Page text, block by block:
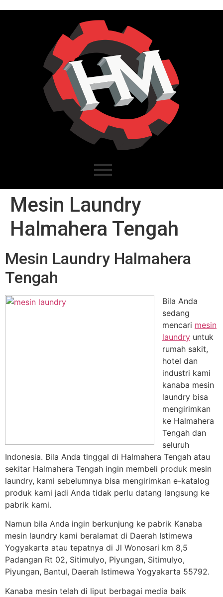
Mesin Laundry
Halmahera Tengah
Mesin Laundry Halmahera
Tengah
Bila Anda
sedang
mencari mesin
laundry untuk
rumah sakit,
hotel dan
industri kami
kanaba mesin
laundry bisa
mengirimkan
ke Halmahera
Tengah dan
seluruh
Indonesia. Bila Anda tinggal di Halmahera Tengah atau
sekitar Halmahera Tengah ingin membeli produk mesin
laundry, kami sebelumnya bisa mengirimkan e-katalog
produk kami jadi Anda tidak perlu datang langsung ke
pabrik kami.
Namun bila Anda ingin berkunjung ke pabrik Kanaba
mesin laundry kami beralamat di Daerah Istimewa
Yogyakarta atau tepatnya di Jl Wonosari km 8,5
Padangan Rt 02, Sitimulyo, Piyungan, Sitimulyo,
Piyungan, Bantul, Daerah Istimewa Yogyakarta 55792.
Kanaba mesin telah di liput berbagai media baik